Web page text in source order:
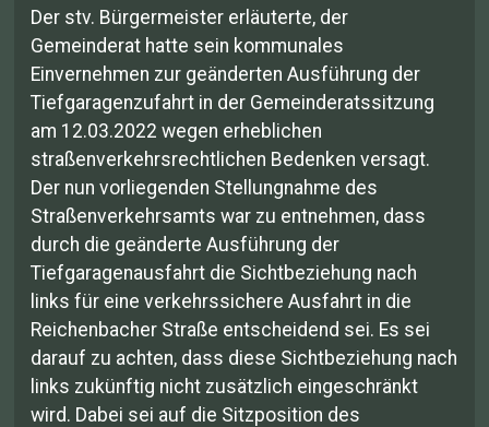
Der stv. Bürgermeister erläuterte, der
Gemeinderat hatte sein kommunales
Einvernehmen zur geänderten Ausführung der
Tiefgaragenzufahrt in der Gemeinderatssitzung
am 12.03.2022 wegen erheblichen
straßenverkehrsrechtlichen Bedenken versagt.
Der nun vorliegenden Stellungnahme des
Straßenverkehrsamts war zu entnehmen, dass
durch die geänderte Ausführung der
Tiefgaragenausfahrt die Sichtbeziehung nach
links für eine verkehrssichere Ausfahrt in die
Reichenbacher Straße entscheidend sei. Es sei
darauf zu achten, dass diese Sichtbeziehung nach
links zukünftig nicht zusätzlich eingeschränkt
wird. Dabei sei auf die Sitzposition des